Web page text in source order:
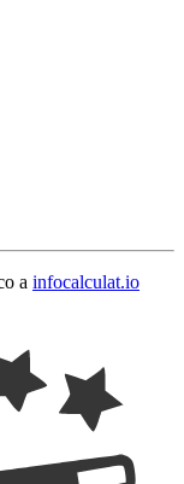
a infocalculat.io